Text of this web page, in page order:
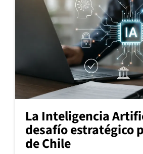
La Inteligencia
desafío estratégico
de Chile